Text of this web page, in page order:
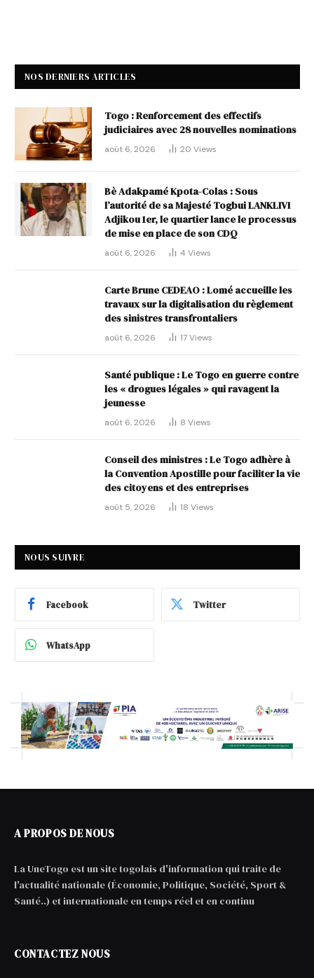
NOS DERNIERS ARTICLES
Togo : Renforcement des effectifs
judiciaires avec 28 nouvelles nominations
août 6, 2026 20 Views
Bè Adakpamé Kpota-Colas : Sous
l’autorité de sa Majesté Togbui LANKLIVI
Adjikou 1er, le quartier lance le processus
de mise en place de son CDQ
août 6, 2026 4 Views
Carte Brune CEDEAO : Lomé accueille les
travaux sur la digitalisation du règlement
des sinistres transfrontaliers
août 6, 2026 17Views
Santé publique : Le Togo en guerre contre
les « drogues légales » qui ravagent la
jeunesse
août 6, 2026 8 Views
Conseil des ministres : Le Togo adhère à
la Convention Apostille pour faciliter la vie
des citoyens et des entreprises
août 5, 2026 18 Views
NOUS SUIVRE
Facebook Twitter
WhatsApp
A PROPOS DE NOUS
La UneTogo est un site togolais d'information qui traite de
l'actualité nationale (Économie, Politique, Société, Sport &
Santé..) et internationale en temps réel et en continu
CONTACTEZ NOUS